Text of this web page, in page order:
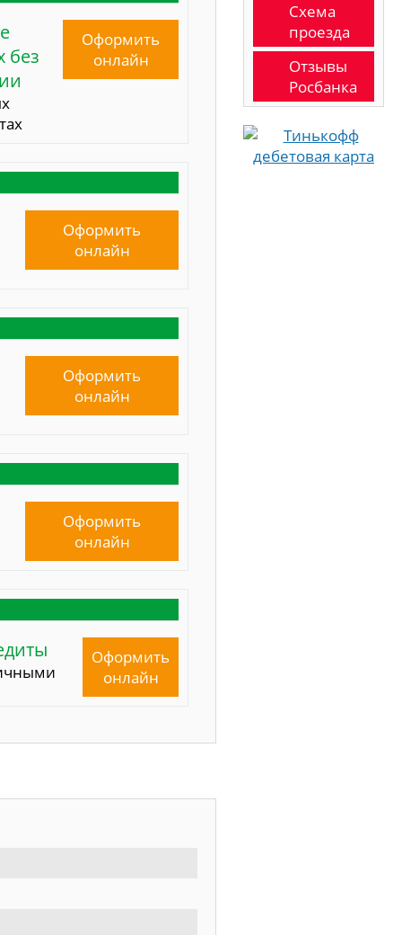
без
Оформить
онлайн
Оформить
онлайн
Оформить
онлайн
Оформить
онлайн
Оформить
онлайн
Схема
проезда
Отзывы
Росбанка